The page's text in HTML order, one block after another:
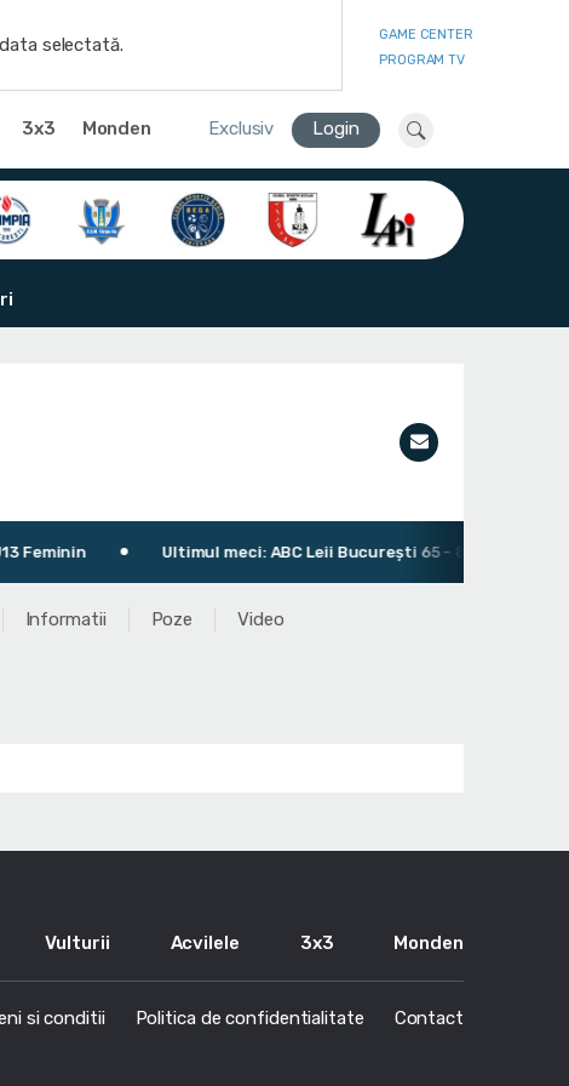
selectată.
GAME CENTER
PROGRAM TV
3x3 Monden Exclusiv Login
Ultimul meci: ABC Leii București 65 - 81 CS Olimpia
Informatii Poze Video
Vulturii Acvilele 3x3 Monden
si conditii Politica de confidentialitate Contact